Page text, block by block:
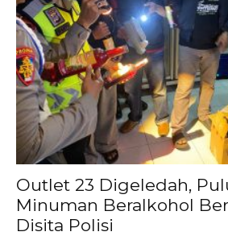
Outlet 23 Digeledah,
Minuman Beralkohol
Disita Polisi